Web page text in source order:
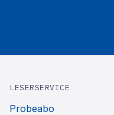
LESERSERVICE
Probeabo